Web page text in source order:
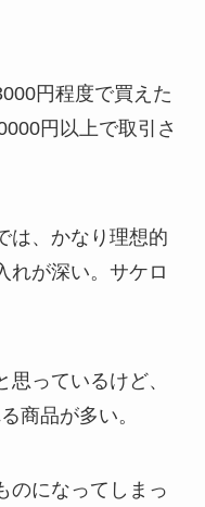
円程度で買えた
円以上で取引さ
は、かなり理想的
れが深い。サケロ
っているけど、
商品が多い。
のになってしまっ